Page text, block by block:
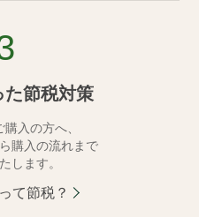
た節税対策
入の方へ、
購入の流れまで
します。
て節税？